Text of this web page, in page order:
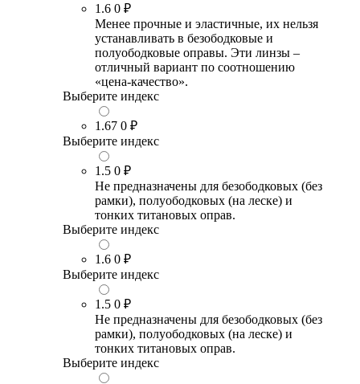
1.6 0 ₽
Менее прочные и эластичные, их нельзя
устанавливать в безободковые и
полуободковые оправы. Эти линзы –
отличный вариант по соотношению
«цена-качество».
Выберите индекс
1.67 0 ₽
Выберите индекс
1.5 0 ₽
Не предназначены для безободковых (без
рамки), полуободковых (на леске) и
тонких титановых оправ.
Выберите индекс
1.6 0 ₽
Выберите индекс
1.5 0 ₽
Не предназначены для безободковых (без
рамки), полуободковых (на леске) и
тонких титановых оправ.
Выберите индекс